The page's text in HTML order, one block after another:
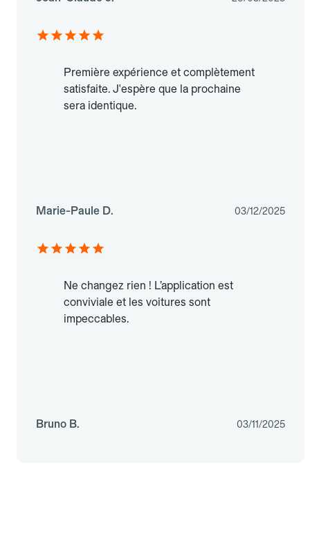
Première expérience et complètement
satisfaite. J'espère que la prochaine
sera identique.
Marie-Paule D. 03/12/2025
Ne changez rien ! L’application est
conviviale et les voitures sont
impeccables.
Bruno B. 03/11/2025